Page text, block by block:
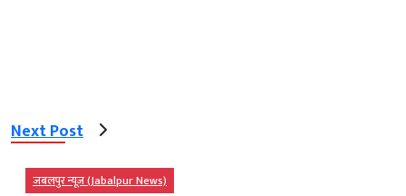
Next Post
जबलपुर न्यूज़ (Jabalpur News)